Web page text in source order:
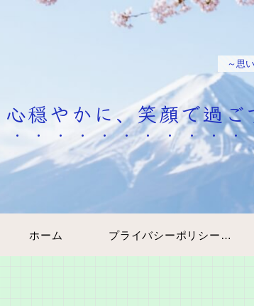
～思
心穏やかに、笑顔で過
ホーム プライバシーポリシー・免責事項